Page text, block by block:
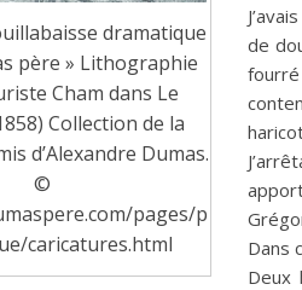
dramatique
père » Lithographie
Cham dans Le
Collection de la
d’Alexandre Dumas.
©
pages/p
caricatures.html
de
Dans
Deux